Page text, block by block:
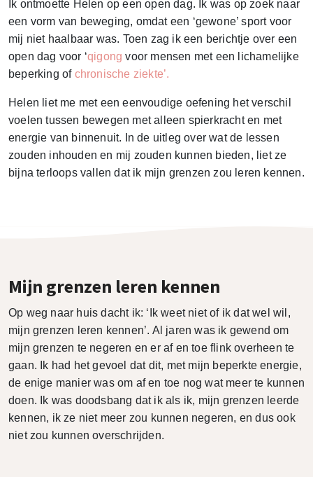
Ik ontmoette Helen op een open dag. Ik was op zoek naar
een vorm van beweging, omdat een ‘gewone’ sport voor
mij niet haalbaar was. Toen zag ik een berichtje over een
open dag voor ‘qigong voor mensen met een lichamelijke
beperking of chronische ziekte’.
Helen liet me met een eenvoudige oefening het verschil
voelen tussen bewegen met alleen spierkracht en met
energie van binnenuit. In de uitleg over wat de lessen
zouden inhouden en mij zouden kunnen bieden, liet ze
bijna terloops vallen dat ik mijn grenzen zou leren kennen.
Mijn grenzen leren kennen
Op weg naar huis dacht ik: ‘Ik weet niet of ik dat wel wil,
mijn grenzen leren kennen’. Al jaren was ik gewend om
mijn grenzen te negeren en er af en toe flink overheen te
gaan. Ik had het gevoel dat dit, met mijn beperkte energie,
de enige manier was om af en toe nog wat meer te kunnen
doen. Ik was doodsbang dat ik als ik, mijn grenzen leerde
kennen, ik ze niet meer zou kunnen negeren, en dus ook
niet zou kunnen overschrijden.